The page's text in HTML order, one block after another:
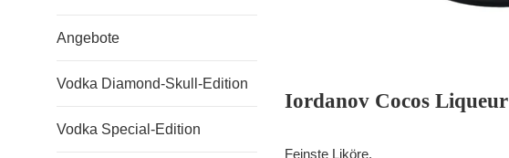
Angebote
Vodka Diamond-Skull-Edition
Vodka Special-Edition
Iordanov Cocos Liqueur
Feinste Liköre.